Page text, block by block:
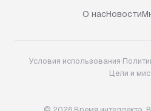
О насНовости
Условия использования·
Цели и